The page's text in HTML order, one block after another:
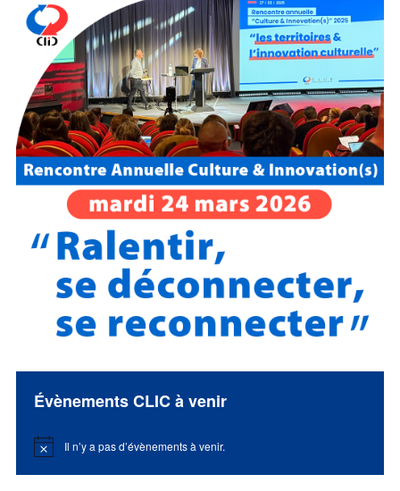
Évènements CLIC à venir
Notice Il n’y a pas d’évènements à venir.